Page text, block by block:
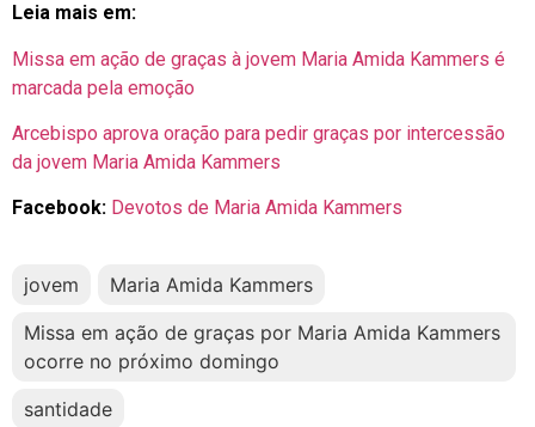
Leia mais em:
Missa em ação de graças à jovem Maria Amida Kammers é
marcada pela emoção
Arcebispo aprova oração para pedir graças por intercessão
da jovem Maria Amida Kammers
Facebook: Devotos de Maria Amida Kammers
jovem
Maria Amida Kammers
Missa em ação de graças por Maria Amida Kammers
ocorre no próximo domingo
santidade